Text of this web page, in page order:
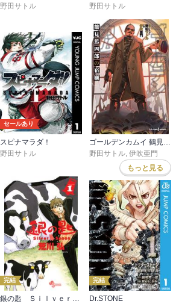
野田サトル
野田サトル
セールあり
スピナマラダ！
野田サトル
野田サトル 伊吹亜門
もっと見る
完結
銀の匙 Ｓｉｌｖｅｒ Ｓｐｏｏｎ
完結
Dr.STONE